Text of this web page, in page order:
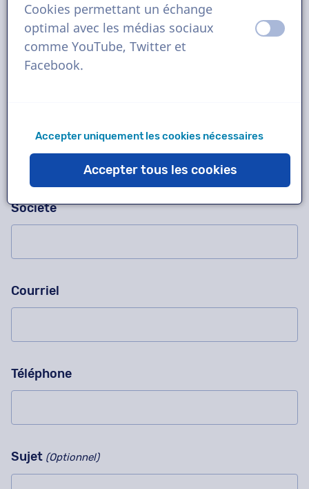
Veuillez ne pas compléter ce champ
Demandez-nous n'importe quoi !
Contactez-nous pour un enregistrement d'essai
gratuit, un devis, des questions sur notre
méthode de travail, des projets complexes ou
Société
Courriel
Téléphone
Sujet (Optionnel)
Cookies permettant un échange
optimal avec les médias sociaux
comme YouTube, Twitter et
Facebook.
éteint
Accepter uniquement les cookies nécessaires
Accepter tous les cookies